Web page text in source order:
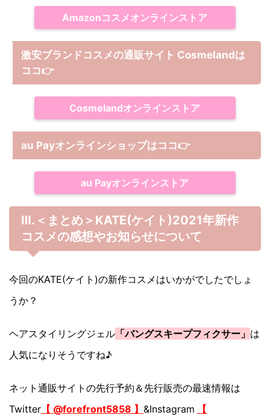
Amazonコスメオンラインストア
激安ブランドコスメの通販サイト Cosmelandは
ココ👉
Cosmelandオンラインストア
au Payオンラインショップはココ👉
au Payオンラインストア
Ⅲ.＜まとめ＞KATE(ケイト)2021年新作
コスメの感想やお知らせについて
今回のKATE(ケイト)の新作コスメはいかがでしたでしょ
うか？
ヘアスタイリングジェル 「バングスキープフィクサー」 は
人気になりそうですね♪
ネット通販サイトの先行予約＆先行販売の最速情報は
Twitter 【 @forefront5858 】 &Instagram 【